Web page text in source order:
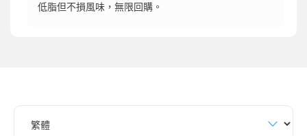
低脂但不損風味，無限回購。